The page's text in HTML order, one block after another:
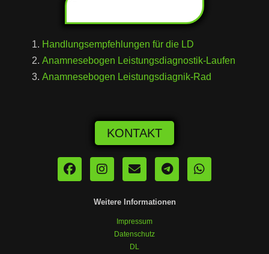
Handlungsempfehlungen für die LD
Anamnesebogen Leistungsdiagnostik-Laufen
Anamnesebogen Leistungsdiagnik-Rad
KONTAKT
Weitere Informationen
Impressum
Datenschutz
DL